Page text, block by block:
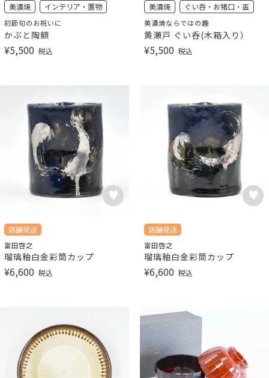
美濃焼 インテリア・置物
初節句のお祝いに
かぶと陶額
¥5,500 税込
美濃焼 ぐい呑・お猪口・盃
美濃焼ならではの趣
黄瀬戸 ぐい呑(木箱入り）
¥5,500 税込
店舗発送
富田啓之
瑠璃釉白金彩筒カップ
¥6,600 税込
店舗発送
富田啓之
瑠璃釉白金彩筒カップ
¥6,600 税込